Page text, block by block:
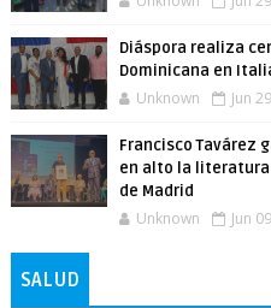
Diáspora realiza
Dominicana en
Unknown Jun
Francisco Tavárez
en alto la literatura
de Madrid
Unknown Jun
SALUD